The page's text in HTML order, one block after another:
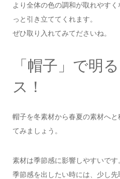
より全体の色の調和が取れやす
っと引き立ててくれます。
ぜひ取り入れてみてださいね。
「帽子」で明
ス！
帽子を冬素材から春夏の素材へ
てみましょう。
素材は季節感に影響しやすいです
季節感を出したい時には、少し